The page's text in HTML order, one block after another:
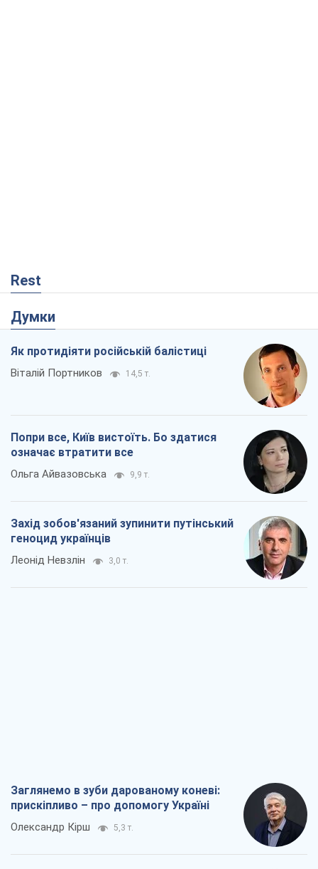
Rest
Думки
Як протидіяти російській балістиці
Віталій Портников 14,5 т.
Попри все, Київ вистоїть. Бо здатися
означає втратити все
Ольга Айвазовська 9,9 т.
Захід зобов'язаний зупинити путінський
геноцид українців
Леонід Невзлін 3,0 т.
Заглянемо в зуби дарованому коневі:
прискіпливо – про допомогу Україні
Олександр Кірш 5,3 т.